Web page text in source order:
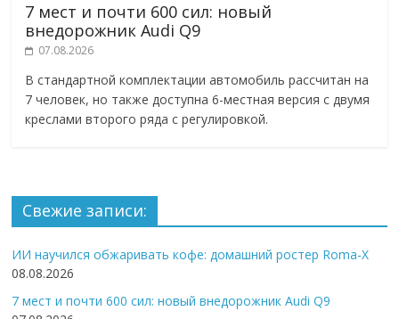
7 мест и почти 600 сил: новый
внедорожник Audi Q9
07.08.2026
В стандартной комплектации автомобиль рассчитан на
7 человек, но также доступна 6-местная версия с двумя
креслами второго ряда с регулировкой.
Свежие записи:
ИИ научился обжаривать кофе: домашний ростер Roma-X
08.08.2026
7 мест и почти 600 сил: новый внедорожник Audi Q9